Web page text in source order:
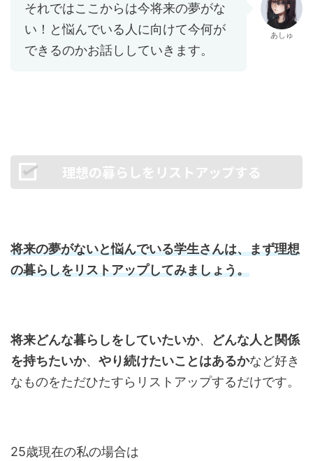
それではここからは今将来の夢がな
い！と悩んでいる人に向けて今何が
できるのかお話ししていきます。
あしゅ
理想の暮らしをリストアップする
将来の夢がないと悩んでいる学生さんは、まず理想
の暮らしをリストアップしてみましょう。
将来どんな暮らしをしていたいか、
どんな人と関係
を持ちたいか、 やり続けたいことはあるかなど好き
なものをただひたすらリストアップするだけです。
25歳現在の私の場合は